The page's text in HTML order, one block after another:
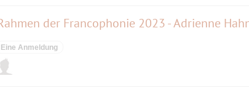
der Francophonie 2023 - Adrienne
Eine Anmeldung